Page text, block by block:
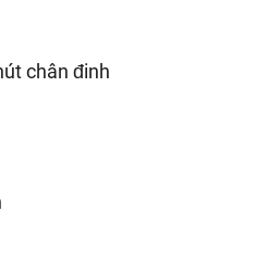
chân đinh